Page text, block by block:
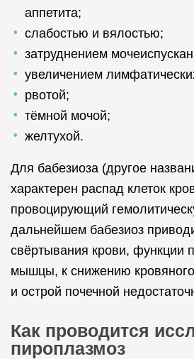
аппетита;
слабостью и вялостью;
затруднением
увеличением
рвотой;
тёмной мочой;
желтухой.
Для бабезиоза (другое
характерен распад клеток
провоцирующий
дальнейшем бабезиоз
свёртывания крови, функции
мышцы, к снижению
и острой почечной
Как проводится
пироплазмоз